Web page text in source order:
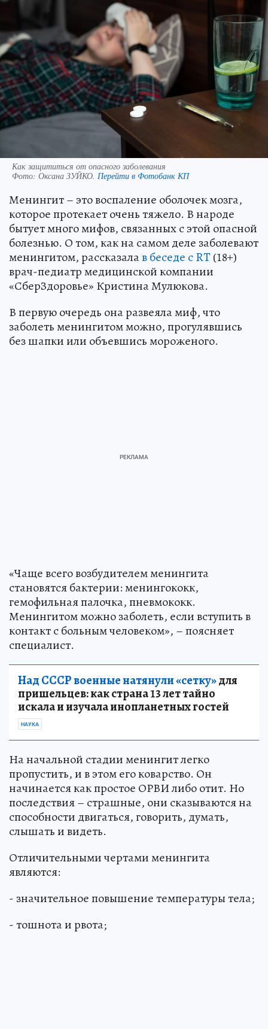
Как защититься от опасного заболевания
Фото: Оксана ЗУЙКО. Перейти в Фотобанк КП
Менингит – это воспаление оболочек мозга,
которое протекает очень тяжело. В народе
бытует много мифов, связанных с этой опасной
болезнью. О том, как на самом деле заболевают
менингитом, рассказалав беседе с RT(18+)
врач-педиатр медицинской компании
«СберЗдоровье» Кристина Мулюкова.
В первую очередь она развеяла миф, что
заболеть менингитом можно, прогулявшись
без шапки или объевшись мороженого.
«Чаще всего возбудителем менингита
становятся бактерии: менингококк,
гемофильная палочка, пневмококк.
Менингитом можно заболеть, если вступить в
контакт с больным человеком», – поясняет
специалист.
Над СССР военные натянули «сетку»для
пришельцев: как страна 13 лет тайно
искала и изучала инопланетных гостей
НАУКА
На начальной стадии менингит легко
пропустить, и в этом его коварство. Он
начинается как простое ОРВИ либо отит. Но
последствия – страшные, они сказываются на
способности двигаться, говорить, думать,
слышать и видеть.
Отличительными чертами менингита
являются:
- значительное повышение температуры тела;
- тошнота и рвота;